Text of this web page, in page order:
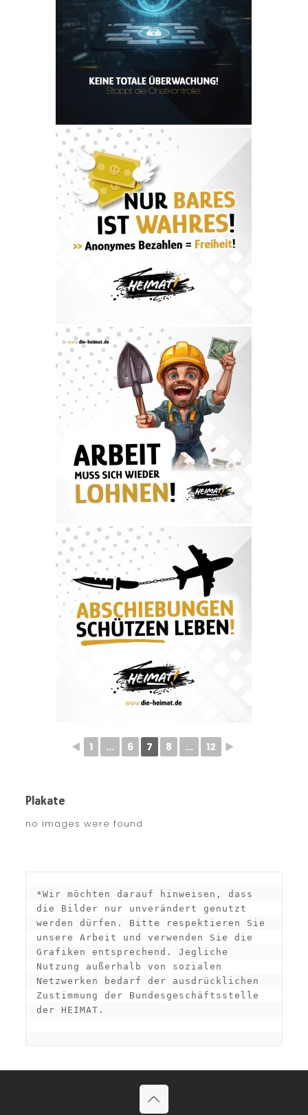
◄ 1 ... 6 7 8 ... 12 ►
Plakate
no images were found
*Wir möchten darauf hinweisen, dass
die Bilder nur unverändert genutzt
werden dürfen. Bitte respektieren Sie
unsere Arbeit und verwenden Sie die
Grafiken entsprechend. Jegliche
Nutzung außerhalb von sozialen
Netzwerken bedarf der ausdrücklichen
Zustimmung der Bundesgeschäftsstelle
der HEIMAT.